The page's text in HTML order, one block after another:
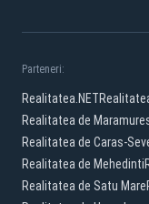
Parteneri:
Realitatea.NET
Realitatea de
Realitatea de Caras-
Realitatea de Mehedinti
Realitatea de Satu Mare